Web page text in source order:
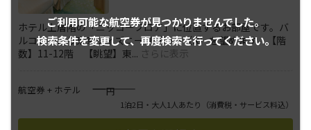
ご利用可能な航空券が見つかりませんでした。
検索条件を変更して、再度検索を行ってください。
ホテル上層階の「ニッコーフロア」に位置するお部屋です。バ
ルコニーより東京ディズニーリゾート（R）を望めます。【階
数】11-12階 【眺望】東... さらに表示
航空券 + ホテル ――――円
1泊2日・大人1人あたり （消費税・サービス料込）